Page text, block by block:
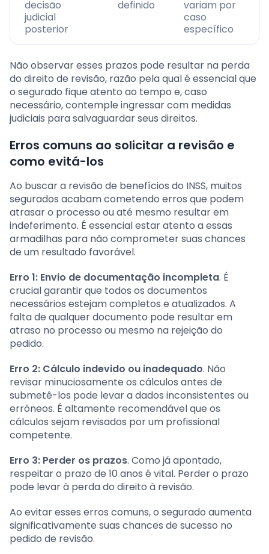
decisão
judicial
posterior
definido
variam por
caso
específico
Não observar esses prazos pode resultar na perda
do direito de revisão, razão pela qual é essencial que
o segurado fique atento ao tempo e, caso
necessário, contemple ingressar com medidas
judiciais para salvaguardar seus direitos.
Erros comuns ao solicitar a revisão e
como evitá-los
Ao buscar a revisão de benefícios do INSS, muitos
segurados acabam cometendo erros que podem
atrasar o processo ou até mesmo resultar em
indeferimento. É essencial estar atento a essas
armadilhas para não comprometer suas chances
de um resultado favorável.
Erro 1: Envio de documentação incompleta. É
crucial garantir que todos os documentos
necessários estejam completos e atualizados. A
falta de qualquer documento pode resultar em
atraso no processo ou mesmo na rejeição do
pedido.
Erro 2: Cálculo indevido ou inadequado. Não
revisar minuciosamente os cálculos antes de
submetê-los pode levar a dados inconsistentes ou
errôneos. É altamente recomendável que os
cálculos sejam revisados por um profissional
competente.
Erro 3: Perder os prazos. Como já apontado,
respeitar o prazo de 10 anos é vital. Perder o prazo
pode levar à perda do direito à revisão.
Ao evitar esses erros comuns, o segurado aumenta
significativamente suas chances de sucesso no
pedido de revisão.